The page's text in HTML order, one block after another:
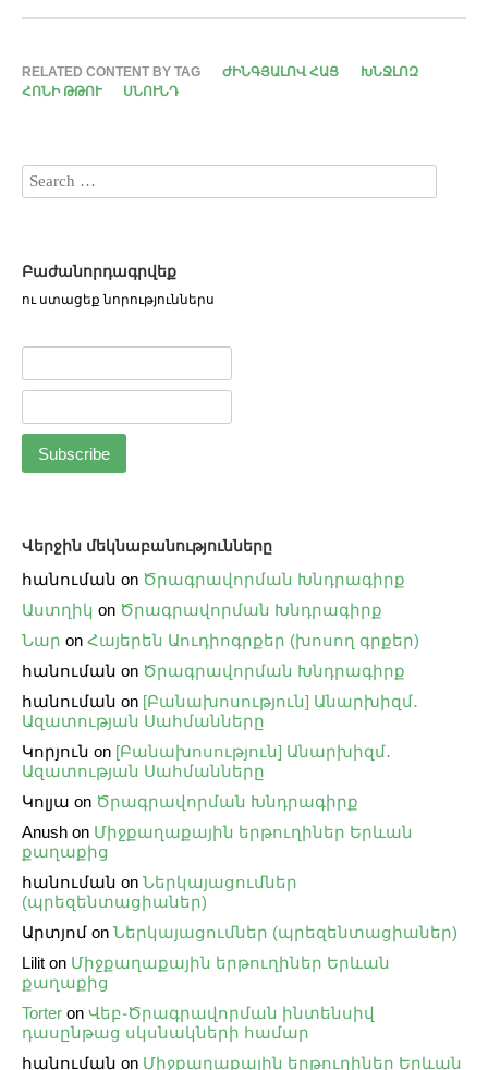
RELATED CONTENT BY TAG ԺԻՆԳՅԱԼՈՎ ՀԱՑ
ԽՆՋԼՈԶ
ՀՈՆԻ ԹԹՈՒ
ՍՆՈՒՆԴ
Բաժանորդագրվեք
ու ստացեք նորություններս
Վերջին մեկնաբանությունները
հանուման on Ծրագրավորման Խնդրագիրք
Աստղիկ on Ծրագրավորման Խնդրագիրք
Նար on Հայերեն Աուդիոգրքեր (խոսող գրքեր)
հանուման on Ծրագրավորման Խնդրագիրք
հանուման on [Բանախոսություն] Անարխիզմ․
Ազատության Սահմանները
Կորյուն on [Բանախոսություն] Անարխիզմ․
Ազատության Սահմանները
Կոլյա on Ծրագրավորման Խնդրագիրք
Anush on Միջքաղաքային երթուղիներ Երևան
քաղաքից
հանուման on Ներկայացումներ
(պրեզենտացիաներ)
Արտյոմ on Ներկայացումներ (պրեզենտացիաներ)
Lilit on Միջքաղաքային երթուղիներ Երևան
քաղաքից
Torter on Վեբ֊Ծրագրավորման ինտենսիվ
դասընթաց սկսնակների համար
հանուման on Միջքաղաքային երթուղիներ Երևան